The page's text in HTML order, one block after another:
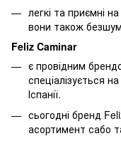
легкі та приємні
вони також
Feliz Caminar
є провідним
спеціалізується
Іспанії.
сьогодні бренд
асортимент сабо